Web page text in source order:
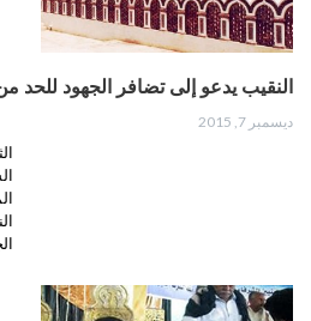
النقيب يدعو إلى تضافر الجهود للحد من
ديسمبر 7, 2015